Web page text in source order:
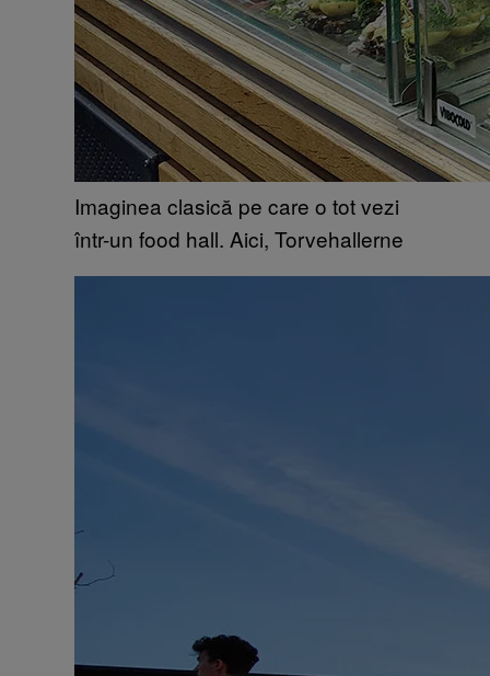
Imaginea clasică pe care o tot vezi
într-un food hall. Aici, Torvehallerne